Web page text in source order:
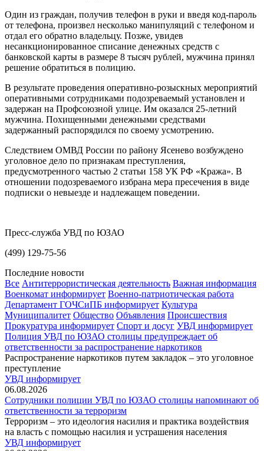
Один из граждан, получив телефон в руки и введя код-пароль
от телефона, произвел несколько манипуляций с телефоном и
отдал его обратно владельцу. Позже, увидев
несанкционированное списание денежных средств с
банковской карты в размере 8 тысяч рублей, мужчина принял
решение обратиться в полицию.
В результате проведения оперативно-розыскных мероприятий
оперативными сотрудниками подозреваемый установлен и
задержан на Профсоюзной улице. Им оказался 25-летний
мужчина. Похищенными денежными средствами
задержанный распорядился по своему усмотрению.
Следствием ОМВД России по району Ясенево возбуждено
уголовное дело по признакам преступления,
предусмотренного частью 2 статьи 158 УК РФ «Кража». В
отношении подозреваемого избрана мера пресечения в виде
подписки о невыезде и надлежащем поведении.
Пресс-служба УВД по ЮЗАО
(499) 129-75-56
Последние новости
Все Антитеррористическая деятельность Важная информация
Военкомат информирует Военно-патриотическая работа
Департамент ГОЧСиПБ информирует Культура
Муниципалитет Общество Объявления Происшествия
Прокуратура информирует Спорт и досуг УВД информирует
Полиция УВД по ЮЗАО столицы предупреждает об
ответственности за распространение наркотиков
Распространение наркотиков путем закладок – это уголовное
преступление
УВД информирует
06.08.2026
Сотрудники полиции УВД по ЮЗАО столицы напоминают об
ответственности за терроризм
Терроризм – это идеология насилия и практика воздействия
на власть с помощью насилия и устрашения населения
УВД информирует